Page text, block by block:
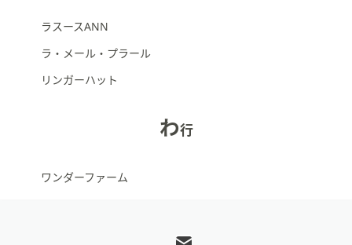
ラスースANN
ラ・メール・プラール
リンガーハット
わ行
ワンダーファーム